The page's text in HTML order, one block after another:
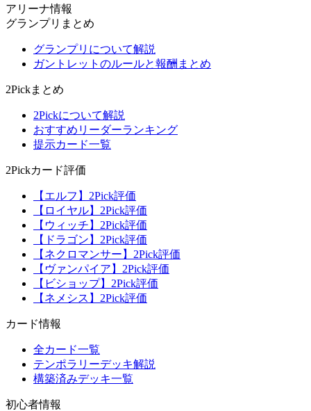
アリーナ情報
グランプリまとめ
グランプリについて解説
ガントレットのルールと報酬まとめ
2Pickまとめ
2Pickについて解説
おすすめリーダーランキング
提示カード一覧
2Pickカード評価
【エルフ】2Pick評価
【ロイヤル】2Pick評価
【ウィッチ】2Pick評価
【ドラゴン】2Pick評価
【ネクロマンサー】2Pick評価
【ヴァンパイア】2Pick評価
【ビショップ】2Pick評価
【ネメシス】2Pick評価
カード情報
全カード一覧
テンポラリーデッキ解説
構築済みデッキ一覧
初心者情報